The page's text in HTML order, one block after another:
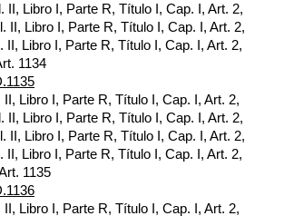
II, Libro I, Parte R, Título I, Cap. I, Art. 2,
II, Libro I, Parte R, Título I, Cap. I, Art. 2,
II, Libro I, Parte R, Título I, Cap. I, Art. 2,
1134
II, Libro I, Parte R, Título I, Cap. I, Art. 2,
II, Libro I, Parte R, Título I, Cap. I, Art. 2,
II, Libro I, Parte R, Título I, Cap. I, Art. 2,
II, Libro I, Parte R, Título I, Cap. I, Art. 2,
1135
II, Libro I, Parte R, Título I, Cap. I, Art. 2,